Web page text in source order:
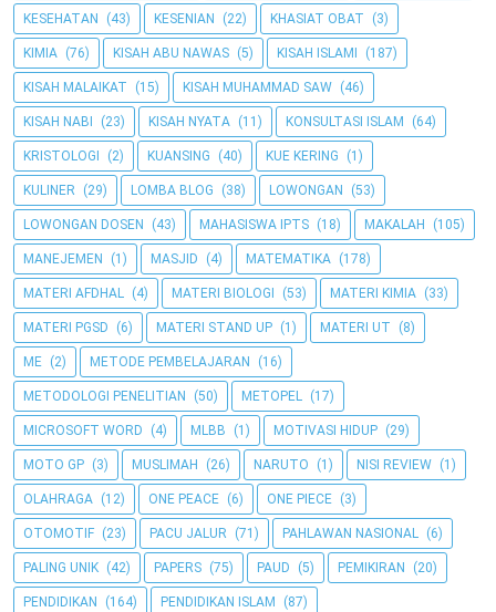
KESEHATAN (43) KESENIAN (22) KHASIAT OBAT (3)
KIMIA (76) KISAH ABU NAWAS (5) KISAH ISLAMI (187)
KISAH MALAIKAT (15) KISAH MUHAMMAD SAW (46)
KISAH NABI (23) KISAH NYATA (11) KONSULTASI ISLAM (64)
KRISTOLOGI (2) KUANSING (40) KUE KERING (1)
KULINER (29) LOMBA BLOG (38) LOWONGAN (53)
LOWONGAN DOSEN (43) MAHASISWA IPTS (18) MAKALAH (105)
MANEJEMEN (1) MASJID (4) MATEMATIKA (178)
MATERI AFDHAL (4) MATERI BIOLOGI (53) MATERI KIMIA (33)
MATERI PGSD (6) MATERI STAND UP (1) MATERI UT (8)
ME (2) METODE PEMBELAJARAN (16)
METODOLOGI PENELITIAN (50) METOPEL (17)
MICROSOFT WORD (4) MLBB (1) MOTIVASI HIDUP (29)
MOTO GP (3) MUSLIMAH (26) NARUTO (1) NISI REVIEW (1)
OLAHRAGA (12) ONE PEACE (6) ONE PIECE (3)
OTOMOTIF (23) PACU JALUR (71) PAHLAWAN NASIONAL (6)
PALING UNIK (42) PAPERS (75) PAUD (5) PEMIKIRAN (20)
PENDIDIKAN (164) PENDIDIKAN ISLAM (87)